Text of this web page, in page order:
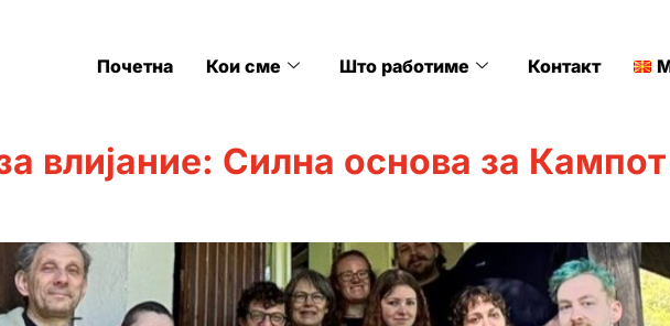
Почетна Кои сме Што работиме Контакт
влијание: Силна основа за